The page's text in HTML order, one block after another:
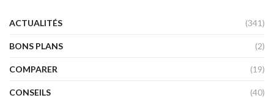
ACTUALITÉS (341)
BONS PLANS (2)
COMPARER (19)
CONSEILS (40)